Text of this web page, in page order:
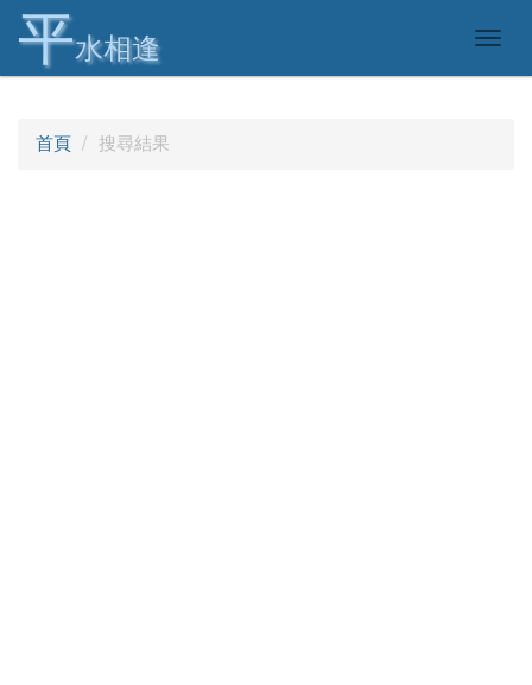
平水相逢
首頁 搜尋結果